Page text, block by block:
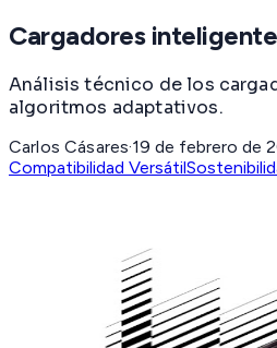
Cargadores
Análisis técnico de los
algoritmos adaptativos.
Carlos Cásares·19 de febrero de
Compatibilidad Versátil